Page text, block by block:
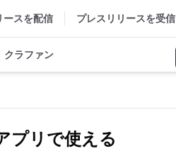
ースを配信 プレスリリースを受信
クラファン
プリで使える